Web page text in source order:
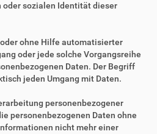
sozialen Identität dieser
ohne Hilfe automatisierter
oder jede solche Vorgangsreihe
Daten. Der Begriff
jeden Umgang mit Daten.
personenbezogener
personenbezogenen Daten ohne
nicht mehr einer